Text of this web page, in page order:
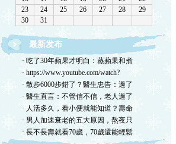
最新发布
· 吃了30年蘋果才明白：蒸蘋果和煮
· https://www.youtube.com/watch?
· 散步6000步錯了？醫生忠告：過了
· 醫生直言：不管信不信，老人過了
· 人活多久，看小便就能知道？壽命
· 男人加速衰老的五大原因，熬夜只
· 長不長壽就看70歲，70歲還能輕鬆